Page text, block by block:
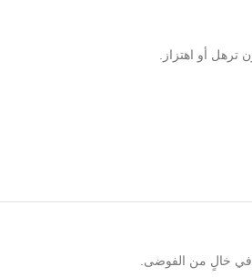
ترهل أو اهتزاز.
خالٍ من الفوضى.